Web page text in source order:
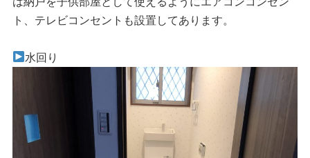
ト、テレビコンセントも設置してあります。
水回り